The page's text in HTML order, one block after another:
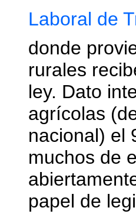
Laboral de
donde
rurales
ley. Dato
agrícolas
nacional) el
muchos de
papel de